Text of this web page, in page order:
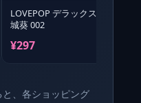
LOVEPOP デラックス 中
城葵 002
¥297
、各ショッピング